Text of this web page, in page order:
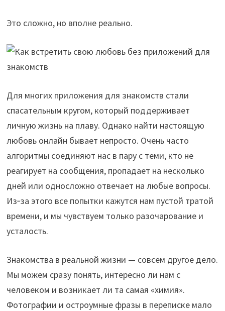
Это сложно, но вполне реально.
Для многих приложения для знакомств стали
спасательным кругом, который поддерживает
личную жизнь на плаву. Однако найти настоящую
любовь онлайн бывает непросто. Очень часто
алгоритмы соединяют нас в пару с теми, кто не
реагирует на сообщения, пропадает на несколько
дней или односложно отвечает на любые вопросы.
Из‑за этого все попытки кажутся нам пустой тратой
времени, и мы чувствуем только разочарование и
усталость.
Знакомства в реальной жизни — совсем другое дело.
Мы можем сразу понять, интересно ли нам с
человеком и возникает ли та самая «химия».
Фотографии и остроумные фразы в переписке мало